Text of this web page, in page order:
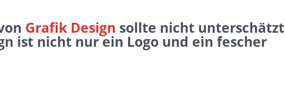
Grafik Design sollte nicht unterschätzt
ist nicht nur ein Logo und ein fescher